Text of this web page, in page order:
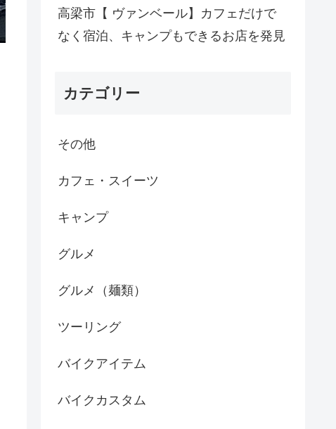
高梁市【 ヴァンベール】カフェだけで
なく宿泊、キャンプもできるお店を発見
カテゴリー
その他
カフェ・スイーツ
キャンプ
グルメ
グルメ（麺類）
ツーリング
バイクアイテム
バイクカスタム